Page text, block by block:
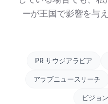
ーが王国で影響を与
PR サウジアラビア
アラブニュースリーチ
ビジョ